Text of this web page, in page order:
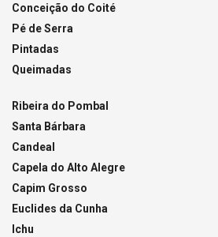
Conceição do Coité
Pé de Serra
Pintadas
Queimadas
Ribeira do Pombal
Santa Bárbara
Candeal
Capela do Alto Alegre
Capim Grosso
Euclides da Cunha
Ichu